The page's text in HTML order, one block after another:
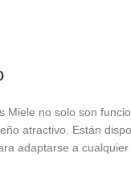
Miele no solo son
atractivo. Están
adaptarse a